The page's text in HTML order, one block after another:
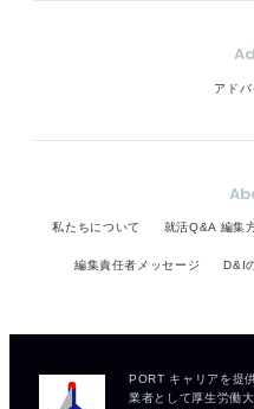
アド
私たちについて 就活Q&A 編集
編集責任者メッセージ D&I